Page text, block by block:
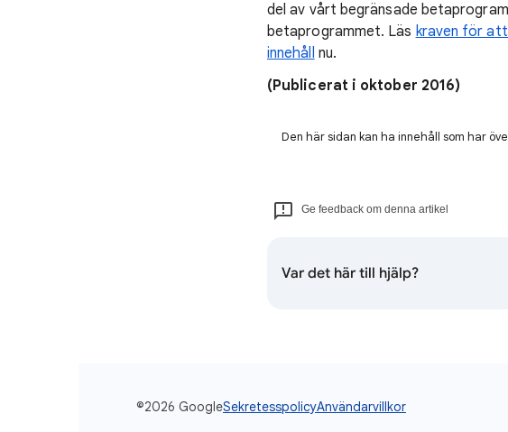
del av vårt begränsade
betaprogrammet. Läs kraven för
innehåll nu.
(Publicerat i oktober 2016)
Den här sidan kan ha innehåll som har
Ge feedback om denna artikel
Var det här till hjälp?
©2026 GoogleSekretesspolicyAnvändarvillkor